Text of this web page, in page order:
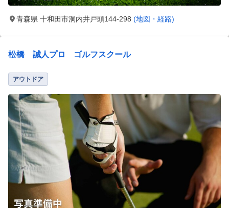
青森県 十和田市洞内井戸頭144-298 (地図・経路)
松橋 誠人プロ ゴルフスクール
アウトドア